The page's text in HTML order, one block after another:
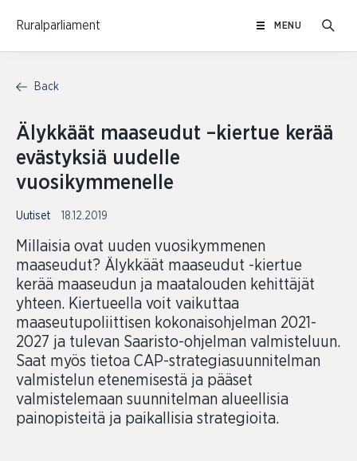
Ruralparliament MENU
Back
Älykkäät maaseudut –kiertue kerää
evästyksiä uudelle
vuosikymmenelle
Uutiset 18.12.2019
Millaisia ovat uuden vuosikymmenen
maaseudut? Älykkäät maaseudut -kiertue
kerää maaseudun ja maatalouden kehittäjät
yhteen. Kiertueella voit vaikuttaa
maaseutupoliittisen kokonaisohjelman 2021-
2027 ja tulevan Saaristo-ohjelman valmisteluun.
Saat myös tietoa CAP-strategiasuunnitelman
valmistelun etenemisestä ja pääset
valmistelemaan suunnitelman alueellisia
painopisteitä ja paikallisia strategioita.